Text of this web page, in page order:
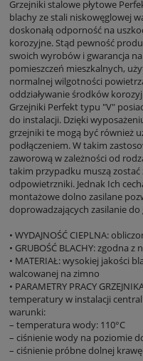
Grzejniki stalowe płytowe
blachy ze stali niskowęglowej
doskonałą odporność na
korozyjne. Stąd pewność
swoich wyrobów i gwarancja
pomieszczeń mieszkalnych,
normalnej wilgotności
oddziaływanie środków
Grzejniki Perfekt typu "V"
do instalacji. Dzięki
grzejniki te mogą być również
podłączeniem. W takim
zaworową w zależności od
takim przypadku muszą zostać
odpowietrzniki. Jednak Ich
montażowe dolno zasilane
doprowadzających zasilanie do
• WYDAJNOŚĆ CIEPLNA:
• GRUBOŚĆ BLACHY: zgodna z
• MATERIAŁ: wysokiej jakości
walcowanej na zimno
• PARAMETRY PRACY
temperatury w instalacji
warunki:
– temperatura wody: 110°C
– ciśnienie wody na poziomie
– ciśnienie próbne dolnej